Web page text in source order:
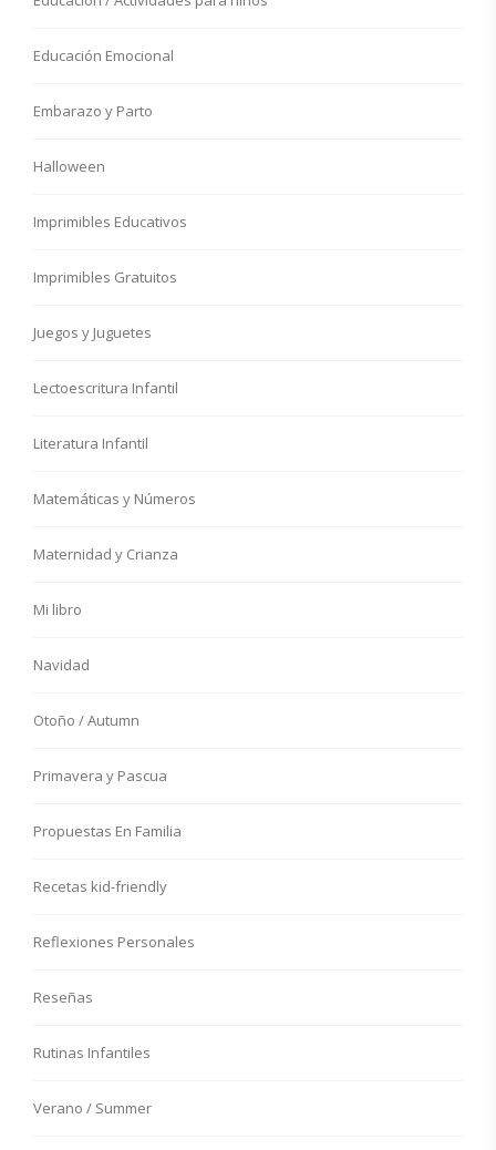
Educación Emocional
Embarazo y Parto
Halloween
Imprimibles Educativos
Imprimibles Gratuitos
Juegos y Juguetes
Lectoescritura Infantil
Literatura Infantil
Matemáticas y Números
Maternidad y Crianza
Mi libro
Navidad
Otoño / Autumn
Primavera y Pascua
Propuestas En Familia
Recetas kid-friendly
Reflexiones Personales
Reseñas
Rutinas Infantiles
Verano / Summer